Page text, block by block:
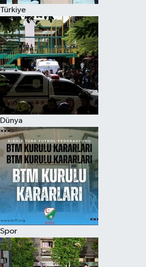
Türkiye
Dünya
Spor